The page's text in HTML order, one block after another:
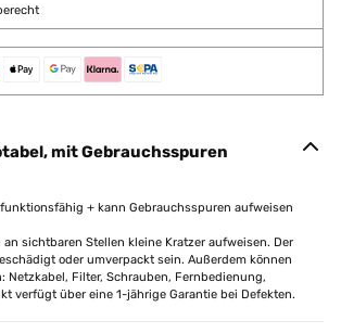
mit Gebrauchsspuren
+ kann Gebrauchsspuren aufweisen
an sichtbaren Stellen kleine Kratzer aufweisen. Der
oder umverpackt sein. Außerdem können
Netzkabel, Filter, Schrauben, Fernbedienung,
verfügt über eine 1-jährige Garantie bei Defekten.